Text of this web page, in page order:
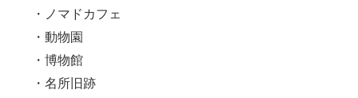
ノマドカフェ
動物園
博物館
名所旧跡